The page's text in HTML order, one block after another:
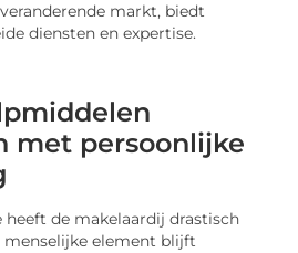
markt, biedt
diensten en expertise.
met persoonlijke
de makelaardij drastisch
menselijke element blijft